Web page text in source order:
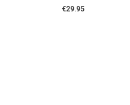
€29.95